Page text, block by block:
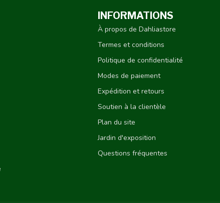
INFORMATIONS
À propos de Dahliastore
Termes et conditions
Politique de confidentialité
Modes de paiement
Expédition et retours
Soutien à la clientèle
Plan du site
Jardin d'exposition
Questions fréquentes